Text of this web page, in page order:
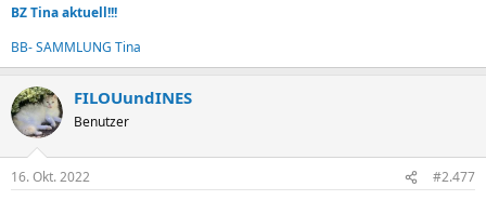
BZ Tina aktuell!!!
BB- SAMMLUNG Tina
FILOUundINES
Benutzer
16. Okt. 2022 #2.477